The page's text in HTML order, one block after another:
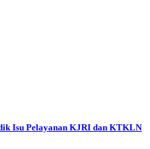
Isu Pelayanan KJRI dan KTKLN